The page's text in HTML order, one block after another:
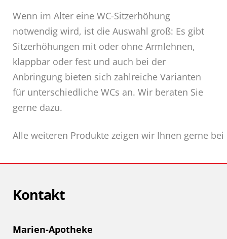
Wenn im Alter eine WC-Sitzerhöhung
notwendig wird, ist die Auswahl groß: Es gibt
Sitzerhöhungen mit oder ohne Armlehnen,
klappbar oder fest und auch bei der
Anbringung bieten sich zahlreiche Varianten
für unterschiedliche WCs an. Wir beraten Sie
gerne dazu.
Alle weiteren Produkte zeigen wir Ihnen gerne
Kontakt
Marien-Apotheke